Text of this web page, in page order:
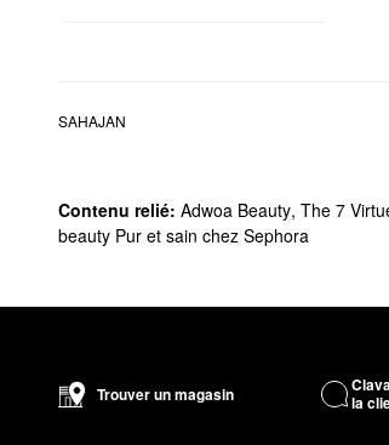
SAHAJAN
Contenu relié: Adwoa Beauty, The 7
beauty Pur et sain chez Sephora
Trouver un magasin
la